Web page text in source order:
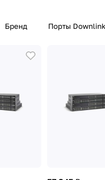
Бренд Порты Downlink